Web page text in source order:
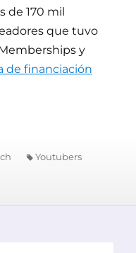
de 170 mil
que tuvo
y
de financiación
Youtubers